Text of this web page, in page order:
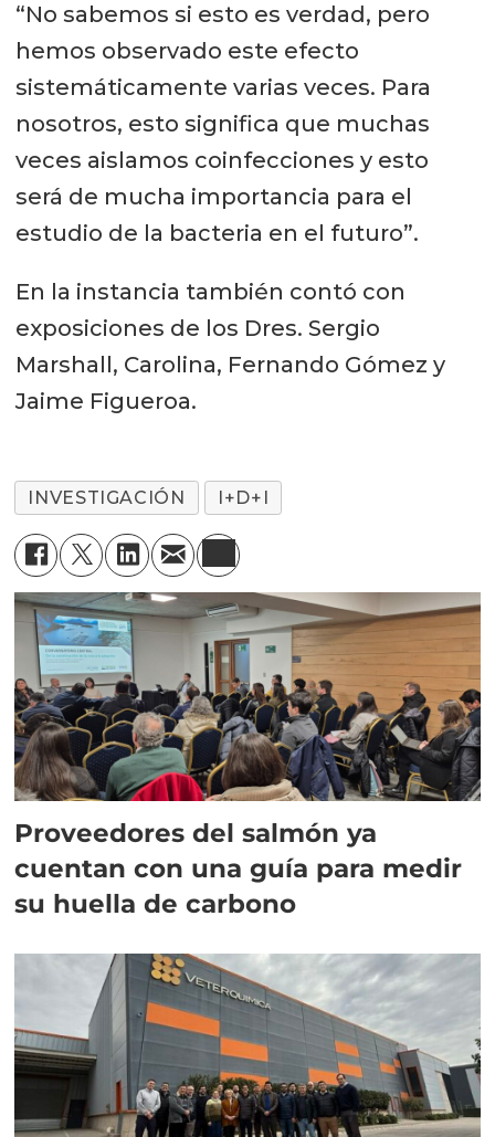
“No sabemos si esto es verdad, pero
hemos observado este efecto
sistemáticamente varias veces. Para
nosotros, esto significa que muchas
veces aislamos coinfecciones y esto
será de mucha importancia para el
estudio de la bacteria en el futuro”.
En la instancia también contó con
exposiciones de los Dres. Sergio
Marshall, Carolina, Fernando Gómez y
Jaime Figueroa.
INVESTIGACIÓN I+D+I
Proveedores del salmón ya
cuentan con una guía para medir
su huella de carbono